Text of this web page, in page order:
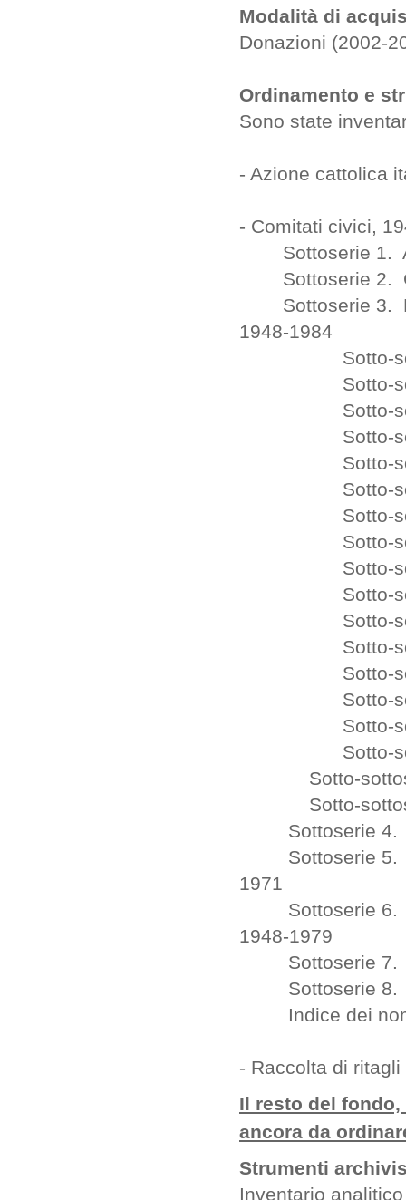
Modalità di
Donazioni (2002-
Ordinamento e
Sono state
- Azione cattolica
- Comitati civici,
Sottoserie 1.
Sottoserie 2.
Sottoserie 3.
1948-1984
Sotto-
Sotto-
Sotto-
Sotto-
Sotto-
Sotto-
Sotto-
Sotto-
Sotto-
Sotto-
Sotto-
Sotto-
Sotto-
Sotto-
Sotto-
Sotto-
Sotto-
Sotto-
Sottoserie 4.
Sottoserie 5.
1971
Sottoserie 6.
1948-1979
Sottoserie 7.
Sottoserie 8.
Indice dei nomi
- Raccolta di
Il resto del
ancora da
Strumenti
Inventario